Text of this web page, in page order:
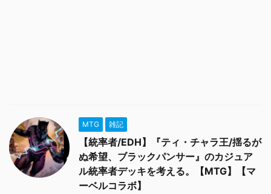
MTG 雑記
【統率者/EDH】『ティ・チャラ王/揺るが
ぬ希望、ブラックパンサー』のカジュア
ル統率者デッキを考える。【MTG】【マ
ーベルコラボ】